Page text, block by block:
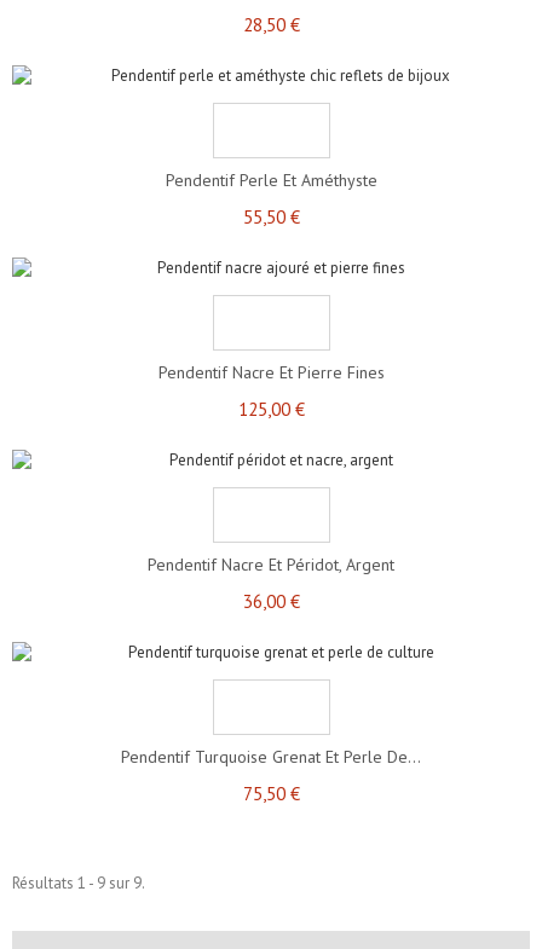
28,50 €
Pendentif Perle Et Améthyste
55,50 €
Pendentif Nacre Et Pierre Fines
125,00 €
Pendentif Nacre Et Péridot, Argent
36,00 €
Pendentif Turquoise Grenat Et Perle De...
75,50 €
Résultats 1 - 9 sur 9.